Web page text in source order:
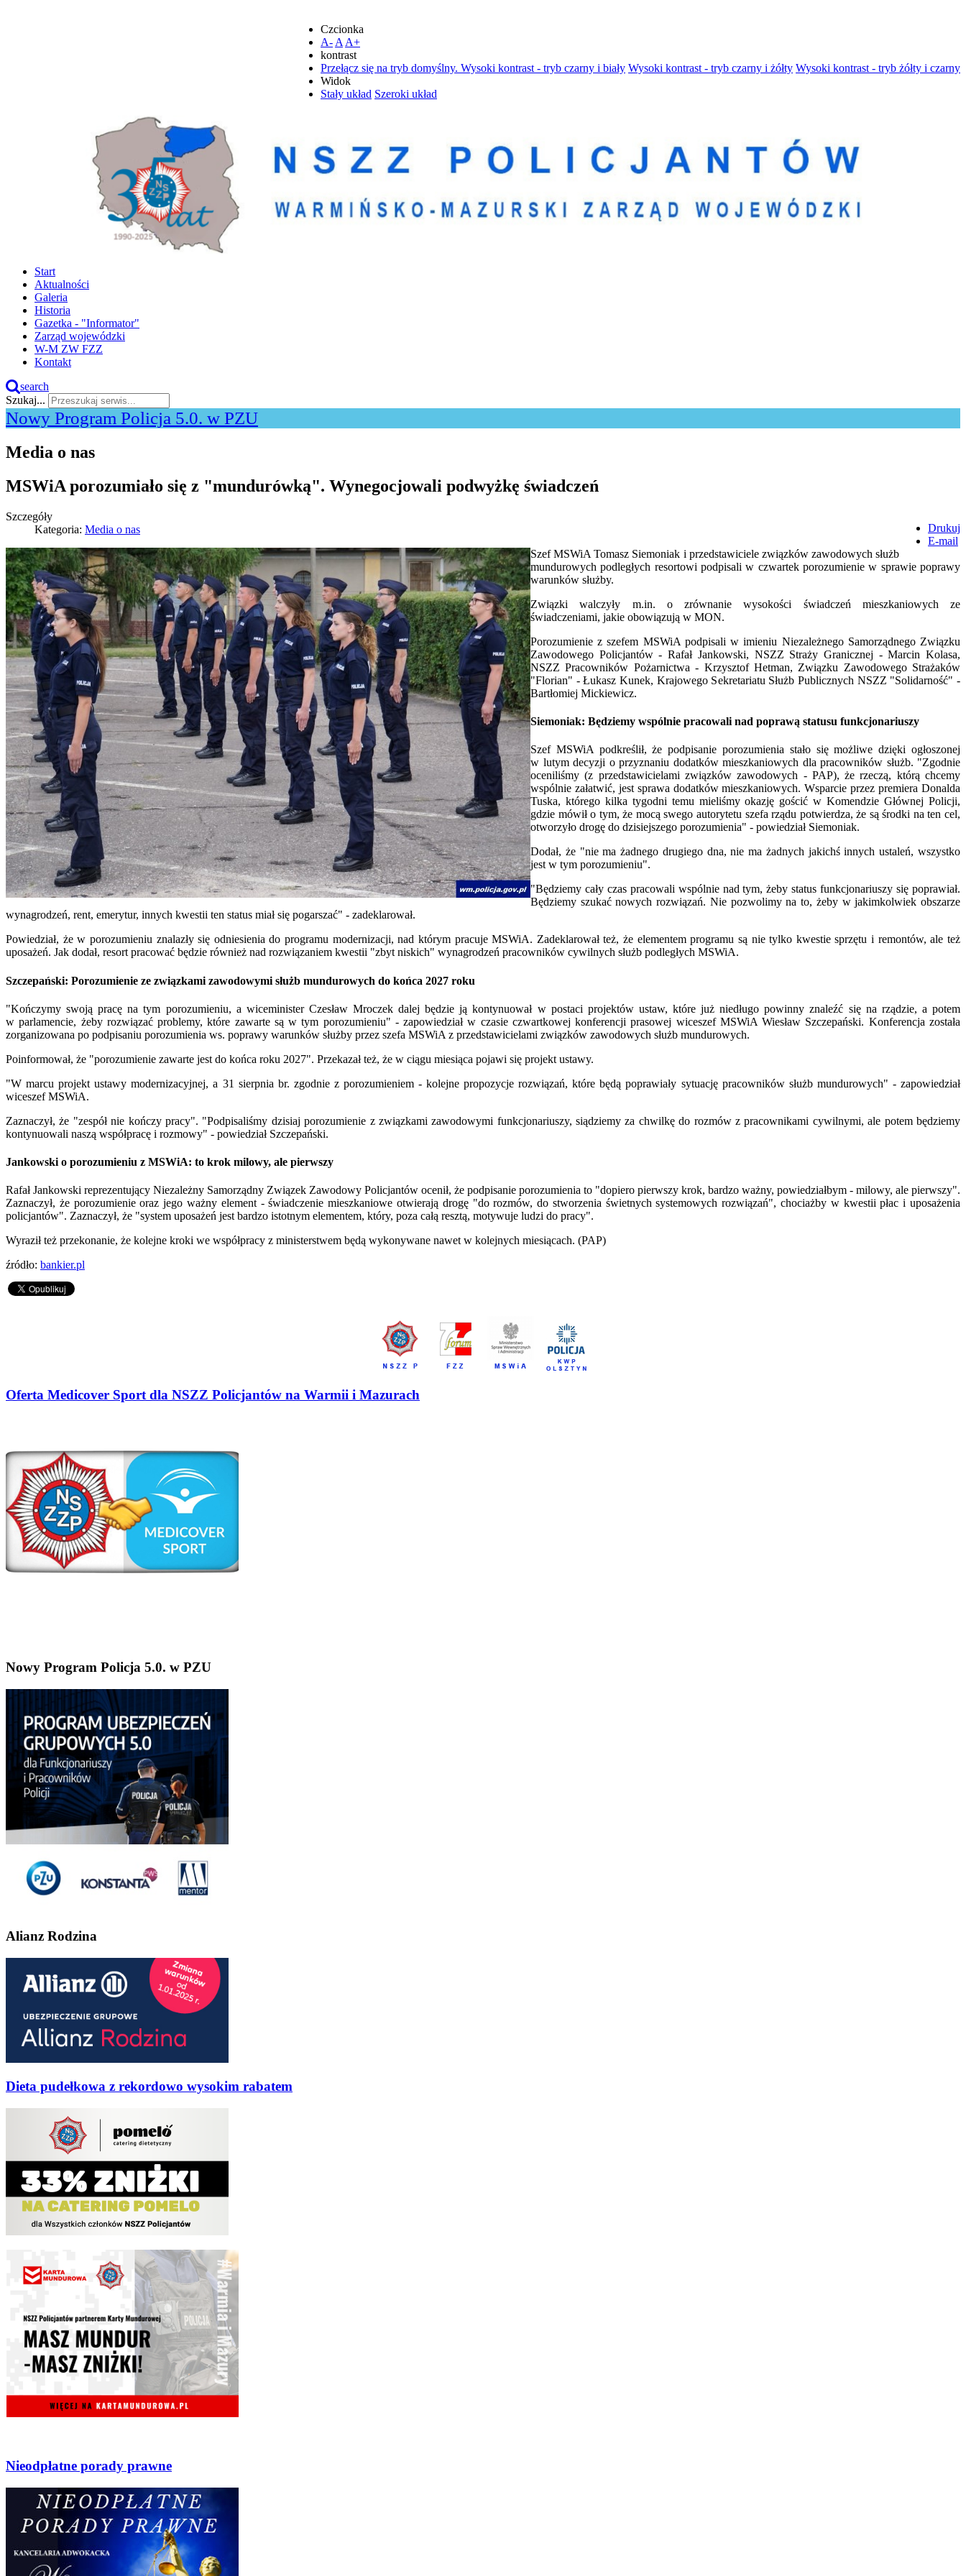
Czcionka
A- A A+
kontrast
Przełącz się na tryb domyślny. Wysoki kontrast - tryb czarny i biały Wysoki kontrast - tryb czarny i żółty Wysoki kontrast - tryb żółty i czarny
Widok
Stały układ Szeroki układ
Start
Aktualności
Galeria
Historia
Gazetka - "Informator"
Zarząd wojewódzki
W-M ZW FZZ
Kontakt
search
Szukaj...
Nowy Program Policja 5.0. w PZU
Media o nas
MSWiA porozumiało się z "mundurówką". Wynegocjowali podwyżkę świadczeń
Drukuj
E-mail
Szczegóły
Kategoria: Media o nas
Szef MSWiA Tomasz Siemoniak i przedstawiciele związków zawodowych służb
mundurowych podległych resortowi podpisali w czwartek porozumienie w sprawie poprawy
warunków służby.
Związki walczyły m.in. o zrównanie wysokości świadczeń mieszkaniowych ze
świadczeniami, jakie obowiązują w MON.
Porozumienie z szefem MSWiA podpisali w imieniu Niezależnego Samorządnego Związku
Zawodowego Policjantów - Rafał Jankowski, NSZZ Straży Granicznej - Marcin Kolasa,
NSZZ Pracowników Pożarnictwa - Krzysztof Hetman, Związku Zawodowego Strażaków
"Florian" - Łukasz Kunek, Krajowego Sekretariatu Służb Publicznych NSZZ "Solidarność" -
Bartłomiej Mickiewicz.
Siemoniak: Będziemy wspólnie pracowali nad poprawą statusu funkcjonariuszy
Szef MSWiA podkreślił, że podpisanie porozumienia stało się możliwe dzięki ogłoszonej
w lutym decyzji o przyznaniu dodatków mieszkaniowych dla pracowników służb. "Zgodnie
oceniliśmy (z przedstawicielami związków zawodowych - PAP), że rzeczą, którą chcemy
wspólnie załatwić, jest sprawa dodatków mieszkaniowych. Wsparcie przez premiera Donalda
Tuska, którego kilka tygodni temu mieliśmy okazję gościć w Komendzie Głównej Policji,
gdzie mówił o tym, że mocą swego autorytetu szefa rządu potwierdza, że są środki na ten cel,
otworzyło drogę do dzisiejszego porozumienia" - powiedział Siemoniak.
Dodał, że "nie ma żadnego drugiego dna, nie ma żadnych jakichś innych ustaleń, wszystko
jest w tym porozumieniu".
"Będziemy cały czas pracowali wspólnie nad tym, żeby status funkcjonariuszy się poprawiał.
Będziemy szukać nowych rozwiązań. Nie pozwolimy na to, żeby w jakimkolwiek obszarze
wynagrodzeń, rent, emerytur, innych kwestii ten status miał się pogarszać" - zadeklarował.
Powiedział, że w porozumieniu znalazły się odniesienia do programu modernizacji, nad którym pracuje MSWiA. Zadeklarował też, że elementem programu są nie tylko kwestie sprzętu i remontów, ale też
uposażeń. Jak dodał, resort pracować będzie również nad rozwiązaniem kwestii "zbyt niskich" wynagrodzeń pracowników cywilnych służb podległych MSWiA.
Szczepański: Porozumienie ze związkami zawodowymi służb mundurowych do końca 2027 roku
"Kończymy swoją pracę na tym porozumieniu, a wiceminister Czesław Mroczek dalej będzie ją kontynuował w postaci projektów ustaw, które już niedługo powinny znaleźć się na rządzie, a potem
w parlamencie, żeby rozwiązać problemy, które zawarte są w tym porozumieniu" - zapowiedział w czasie czwartkowej konferencji prasowej wiceszef MSWiA Wiesław Szczepański. Konferencja została
zorganizowana po podpisaniu porozumienia ws. poprawy warunków służby przez szefa MSWiA z przedstawicielami związków zawodowych służb mundurowych.
Poinformował, że "porozumienie zawarte jest do końca roku 2027". Przekazał też, że w ciągu miesiąca pojawi się projekt ustawy.
"W marcu projekt ustawy modernizacyjnej, a 31 sierpnia br. zgodnie z porozumieniem - kolejne propozycje rozwiązań, które będą poprawiały sytuację pracowników służb mundurowych" - zapowiedział
wiceszef MSWiA.
Zaznaczył, że "zespół nie kończy pracy". "Podpisaliśmy dzisiaj porozumienie z związkami zawodowymi funkcjonariuszy, siądziemy za chwilkę do rozmów z pracownikami cywilnymi, ale potem będziemy
kontynuowali naszą współpracę i rozmowy" - powiedział Szczepański.
Jankowski o porozumieniu z MSWiA: to krok milowy, ale pierwszy
Rafał Jankowski reprezentujący Niezależny Samorządny Związek Zawodowy Policjantów ocenił, że podpisanie porozumienia to "dopiero pierwszy krok, bardzo ważny, powiedziałbym - milowy, ale pierwszy".
Zaznaczył, że porozumienie oraz jego ważny element - świadczenie mieszkaniowe otwierają drogę "do rozmów, do stworzenia świetnych systemowych rozwiązań", chociażby w kwestii płac i uposażenia
policjantów". Zaznaczył, że "system uposażeń jest bardzo istotnym elementem, który, poza całą resztą, motywuje ludzi do pracy".
Wyraził też przekonanie, że kolejne kroki we współpracy z ministerstwem będą wykonywane nawet w kolejnych miesiącach. (PAP)
źródło: bankier.pl
Oferta Medicover Sport dla NSZZ Policjantów na Warmii i Mazurach
Nowy Program Policja 5.0. w PZU
Alianz Rodzina
Dieta pudełkowa z rekordowo wysokim rabatem
Nieodpłatne porady prawne